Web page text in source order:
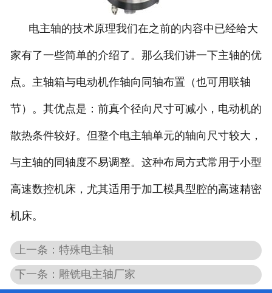
电主轴的技术原理我们在之前的内容中已经给大
家有了一些简单的介绍了。那么我们讲一下主轴的优
点。主轴箱与电动机作轴向同轴布置（也可用联轴
节）。其优点是：前真个径向尺寸可减小，电动机的
散热条件较好。但整个电主轴单元的轴向尺寸较大，
与主轴的同轴度不易调整。这种布局方式常用于小型
高速数控机床，尤其适用于加工模具型腔的高速精密
机床。
上一条：特殊电主轴
下一条：雕铣电主轴厂家